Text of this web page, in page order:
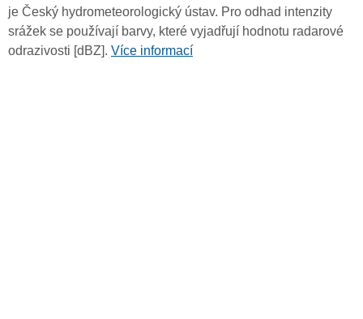
je Český hydrometeorologický ústav. Pro odhad intenzity
srážek se používají barvy, které vyjadřují hodnotu radarové
odrazivosti [dBZ]. Více informací